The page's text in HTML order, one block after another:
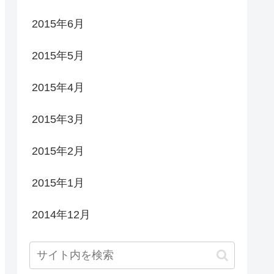
2015年6月
2015年5月
2015年4月
2015年3月
2015年2月
2015年1月
2014年12月